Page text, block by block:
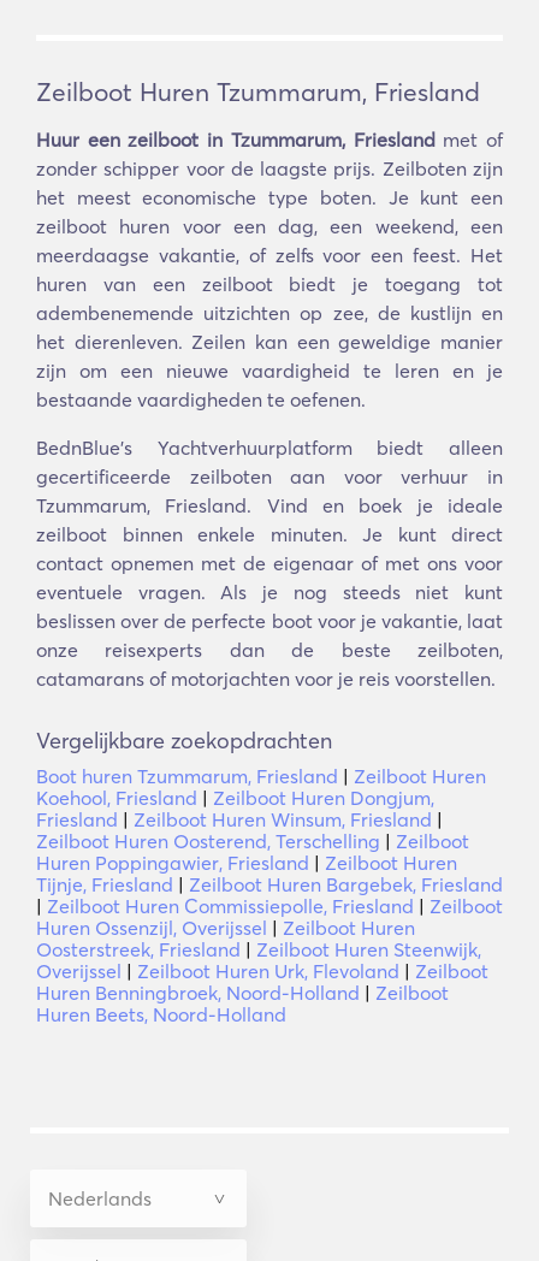
Zeilboot Huren Tzummarum, Friesland
Huur een zeilboot in Tzummarum, Friesland met of
zonder schipper voor de laagste prijs. Zeilboten zijn
het meest economische type boten. Je kunt een
zeilboot huren voor een dag, een weekend, een
meerdaagse vakantie, of zelfs voor een feest. Het
huren van een zeilboot biedt je toegang tot
adembenemende uitzichten op zee, de kustlijn en
het dierenleven. Zeilen kan een geweldige manier
zijn om een nieuwe vaardigheid te leren en je
bestaande vaardigheden te oefenen.
BednBlue's Yachtverhuurplatform biedt alleen
gecertificeerde zeilboten aan voor verhuur in
Tzummarum, Friesland. Vind en boek je ideale
zeilboot binnen enkele minuten. Je kunt direct
contact opnemen met de eigenaar of met ons voor
eventuele vragen. Als je nog steeds niet kunt
beslissen over de perfecte boot voor je vakantie, laat
onze reisexperts dan de beste zeilboten,
catamarans of motorjachten voor je reis voorstellen.
Vergelijkbare zoekopdrachten
Boot huren Tzummarum, Friesland | Zeilboot Huren
Koehool, Friesland | Zeilboot Huren Dongjum,
Friesland | Zeilboot Huren Winsum, Friesland |
Zeilboot Huren Oosterend, Terschelling | Zeilboot
Huren Poppingawier, Friesland | Zeilboot Huren
Tijnje, Friesland | Zeilboot Huren Bargebek, Friesland
| Zeilboot Huren Commissiepolle, Friesland | Zeilboot
Huren Ossenzijl, Overijssel | Zeilboot Huren
Oosterstreek, Friesland | Zeilboot Huren Steenwijk,
Overijssel | Zeilboot Huren Urk, Flevoland | Zeilboot
Huren Benningbroek, Noord-Holland | Zeilboot
Huren Beets, Noord-Holland